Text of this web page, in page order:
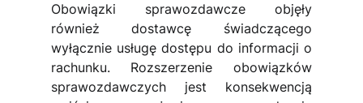
Obowiązki sprawozdawcze objęły
również dostawcę świadczącego
wyłącznie usługę dostępu do informacji o
rachunku. Rozszerzenie obowiązków
sprawozdawczych jest konsekwencją